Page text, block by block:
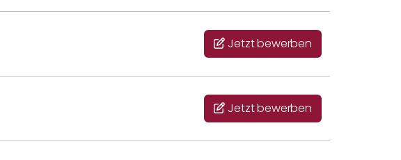
Jetzt bewerben
Jetzt bewerben